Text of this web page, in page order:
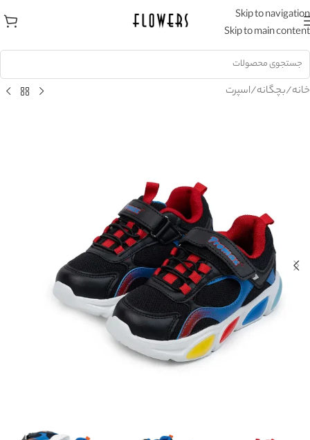
Skip to navigation
Skip to main content
خانه/بچگانه/اسپرت